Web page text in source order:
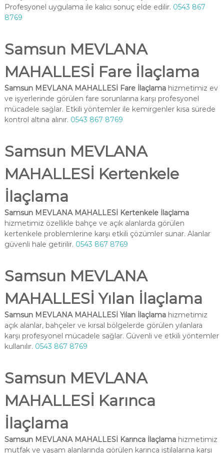
Profesyonel uygulama ile kalıcı sonuç elde edilir. 0543 867
8769
Samsun MEVLANA
MAHALLESİ Fare İlaçlama
Samsun MEVLANA MAHALLESİ Fare İlaçlamahizmetimiz ev
ve işyerlerinde görülen fare sorunlarına karşı profesyonel
mücadele sağlar. Etkili yöntemler ile kemirgenler kısa sürede
kontrol altına alınır. 0543 867 8769
Samsun MEVLANA
MAHALLESİ Kertenkele
İlaçlama
Samsun MEVLANA MAHALLESİ Kertenkele İlaçlama
hizmetimiz özellikle bahçe ve açık alanlarda görülen
kertenkele problemlerine karşı etkili çözümler sunar. Alanlar
güvenli hale getirilir. 0543 867 8769
Samsun MEVLANA
MAHALLESİ Yılan İlaçlama
Samsun MEVLANA MAHALLESİ Yılan İlaçlamahizmetimiz
açık alanlar, bahçeler ve kırsal bölgelerde görülen yılanlara
karşı profesyonel mücadele sağlar. Güvenli ve etkili yöntemler
kullanılır. 0543 867 8769
Samsun MEVLANA
MAHALLESİ Karınca
İlaçlama
Samsun MEVLANA MAHALLESİ Karınca İlaçlamahizmetimiz
mutfak ve yaşam alanlarında görülen karınca istilalarına karşı